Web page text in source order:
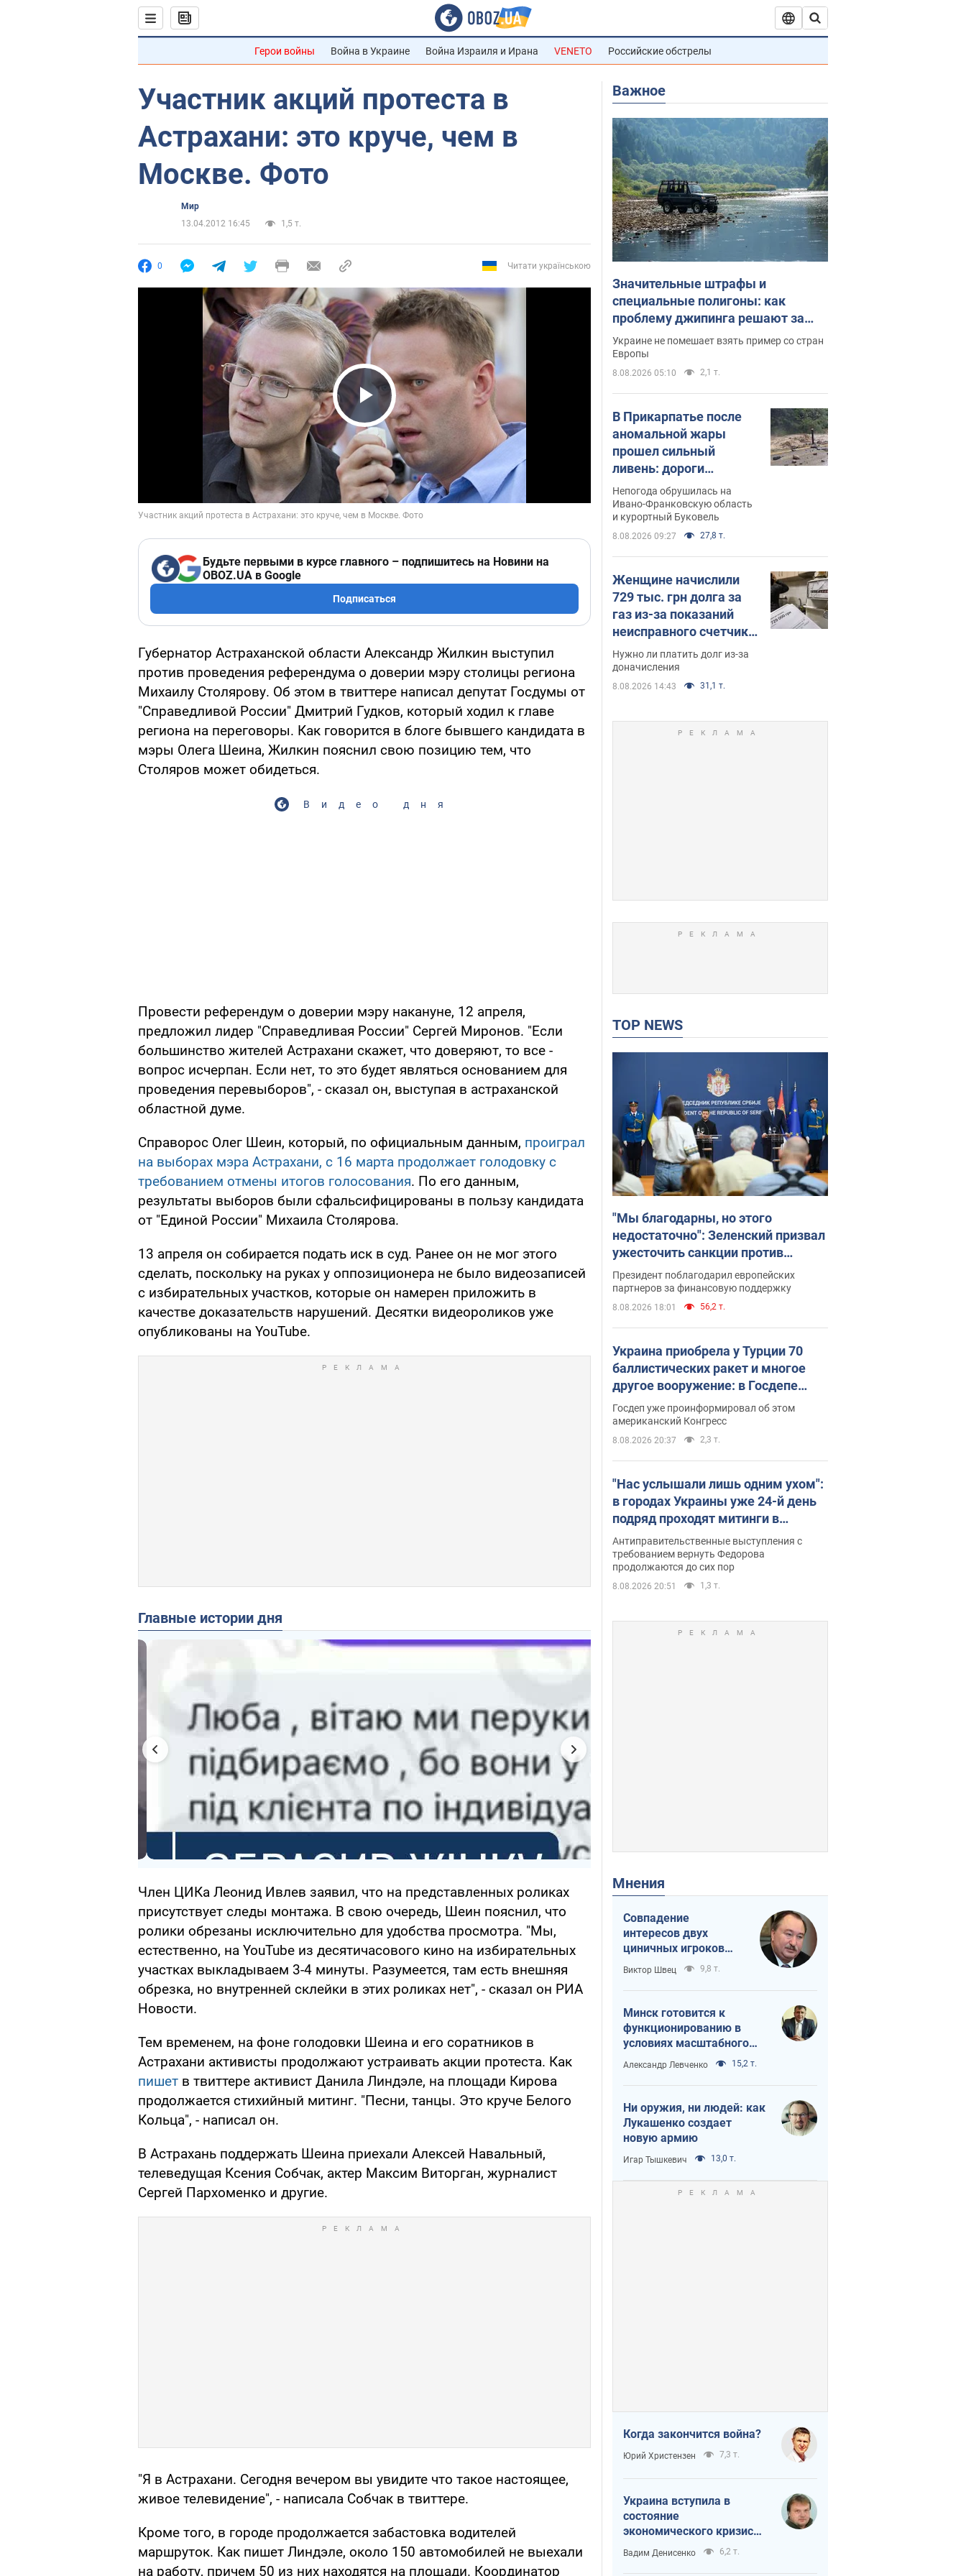
Герои войны Война в Украине Война Израиля и Ирана VENETO Российские обстрелы
Участник акций протеста в
Астрахани: это круче, чем в
Москве. Фото
Мир
13.04.2012 16:45
1,5 т.
0 Читати українською
Play Video
Будьте первыми в курсе главного – подпишитесь на Новини на
OBOZ.UA в Google
Подписаться
Губернатор Астраханской области Александр Жилкин выступил
против проведения референдума о доверии мэру столицы региона
Михаилу Столярову. Об этом в твиттере написал депутат Госдумы от
"Справедливой России" Дмитрий Гудков, который ходил к главе
региона на переговоры. Как говорится в блоге бывшего кандидата в
мэры Олега Шеина, Жилкин пояснил свою позицию тем, что
Столяров может обидеться.
Видео дня
Провести референдум о доверии мэру накануне, 12 апреля,
предложил лидер "Справедливая России" Сергей Миронов. "Если
большинство жителей Астрахани скажет, что доверяют, то все -
вопрос исчерпан. Если нет, то это будет являться основанием для
проведения перевыборов", - сказал он, выступая в астраханской
областной думе.
Справорос Олег Шеин, который, по официальным данным, проиграл
на выборах мэра Астрахани, с 16 марта продолжает голодовку с
требованием отмены итогов голосования. По его данным,
результаты выборов были сфальсифицированы в пользу кандидата
от "Единой России" Михаила Столярова.
13 апреля он собирается подать иск в суд. Ранее он не мог этого
сделать, поскольку на руках у оппозиционера не было видеозаписей
с избирательных участков, которые он намерен приложить в
качестве доказательств нарушений. Десятки видеороликов уже
опубликованы на YouTube.
Главные истории дня
Член ЦИКа Леонид Ивлев заявил, что на представленных роликах
присутствует следы монтажа. В свою очередь, Шеин пояснил, что
ролики обрезаны исключительно для удобства просмотра. "Мы,
естественно, на YouTube из десятичасового кино на избирательных
участках выкладываем 3-4 минуты. Разумеется, там есть внешняя
обрезка, но внутренней склейки в этих роликах нет", - сказал он РИА
Новости.
Тем временем, на фоне голодовки Шеина и его соратников в
Астрахани активисты продолжают устраивать акции протеста. Как
пишет в твиттере активист Данила Линдэле, на площади Кирова
продолжается стихийный митинг. "Песни, танцы. Это круче Белого
Кольца", - написал он.
В Астрахань поддержать Шеина приехали Алексей Навальный,
телеведущая Ксения Собчак, актер Максим Виторган, журналист
Сергей Пархоменко и другие.
"Я в Астрахани. Сегодня вечером вы увидите что такое настоящее,
живое телевидение", - написала Собчак в твиттере.
Кроме того, в городе продолжается забастовка водителей
маршруток. Как пишет Линдэле, около 150 автомобилей не выехали
на работу, причем 50 из них находятся на площади. Координатор
Важное
Значительные штрафы и
специальные полигоны: как
проблему джипинга решают за
границей
Украине не помешает взять пример со стран
Европы
8.08.2026 05:10 2,1 т.
В Прикарпатье после
аномальной жары
прошел сильный
ливень: дороги
превратились в реки.
Видео
Непогода обрушилась на
Ивано-Франковскую область
и курортный Буковель
8.08.2026 09:27 27,8 т.
Женщине начислили
729 тыс. грн долга за
газ из-за показаний
неисправного счетчика:
судья вынес
неожиданное решение
Нужно ли платить долг из-за
доначисления
8.08.2026 14:43 31,1 т.
TOP NEWS
"Мы благодарны, но этого
недостаточно": Зеленский призвал
ужесточить санкции против
России
Президент поблагодарил европейских
партнеров за финансовую поддержку
8.08.2026 18:01 56,2 т.
Украина приобрела у Турции 70
баллистических ракет и многое
другое вооружение: в Госдепе
США обнародовали список
Госдеп уже проинформировал об этом
американский Конгресс
8.08.2026 20:37 2,3 т.
"Нас услышали лишь одним ухом":
в городах Украины уже 24-й день
подряд проходят митинги в
поддержку Федорова. Фото и
видео
Антиправительственные выступления с
требованием вернуть Федорова
продолжаются до сих пор
8.08.2026 20:51 1,3 т.
Мнения
Совпадение
интересов двух
циничных игроков
или тайный план
Трампа и Путина?
Виктор Швец 9,8 т.
Минск готовится к
функционированию в
условиях масштабного
военного кризиса
Александр Левченко 15,2 т.
Ни оружия, ни людей: как
Лукашенко создает
новую армию
Игар Тышкевич 13,0 т.
Когда закончится война?
Юрий Христензен 7,3 т.
Украина вступила в
состояние
экономического кризиса.
Есть ли свет в конце
туннеля?
Вадим Денисенко 6,2 т.